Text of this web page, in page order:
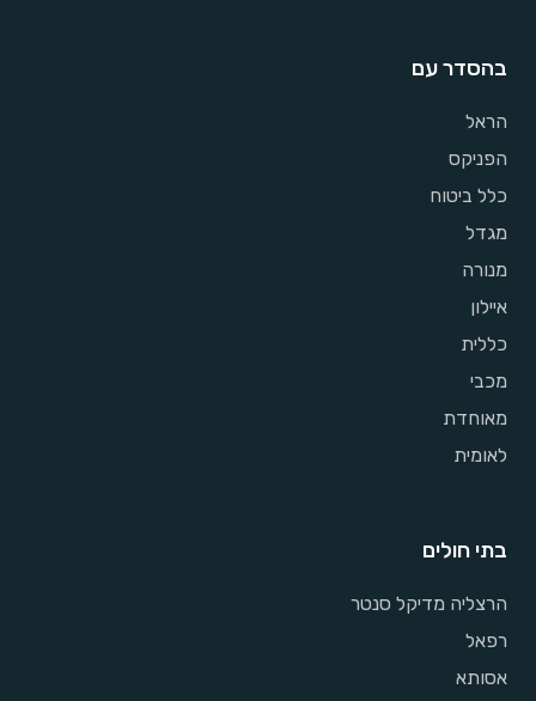
בהסדר עם
הראל
הפניקס
כלל ביטוח
מגדל
מנורה
איילון
כללית
מכבי
מאוחדת
לאומית
בתי חולים
הרצליה מדיקל סנטר
רפאל
אסותא